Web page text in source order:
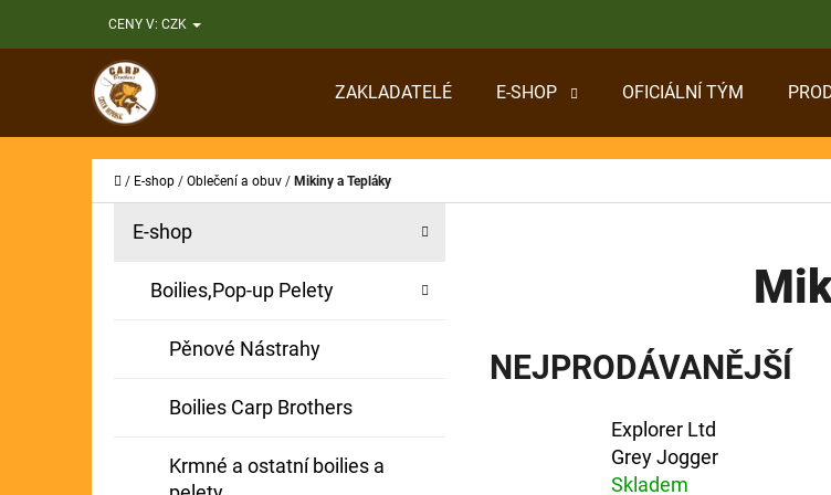
na
CENY V: CZK
ZAKLADATELÉ E-SHOP OFICIÁLNÍ TÝM
Domů
/ E-shop / Oblečení a obuv / Mikiny a Tepláky
Přeskočit
E-shop
Boilies,Pop-up Pelety
Pěnové Nástrahy
Boilies Carp Brothers
Krmné a ostatní boilies a
NEJPRODÁVANĚJŠÍ
Explorer Ltd
Grey Jogger
Skladem
O
Í
Zpět
do
obchodu
Zpět
do
obchodu
CO POTŘEBUJETE
DOPORUČUJEME